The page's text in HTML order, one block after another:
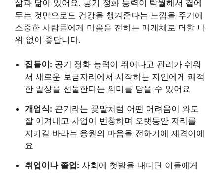
삶과 닮아 있어요. 공기 정화 능력이 탁월해서 곁에
두는 것만으로도 건강을 챙겨준다는 느낌을 주기에
소중한 사람들에게 마음을 전하는 매개체로 더할 나
위 없이 좋답니다.
집들이: 공기 정화 능력이 뛰어나고 관리가 쉬워
서 새로운 보금자리에서 시작하는 지인에게 쾌적
한 일상을 선물한다는 의미를 담을 수 있어요
개업식: 끈기라는 꽃말처럼 어떤 어려움이 와도
잘 이겨내고 사업이 번창하며 오랫동안 자리를
지키길 바라는 응원의 마음을 전하기에 제격이에
요
취업이나 졸업: 사회에 첫발을 내디딘 이들에게